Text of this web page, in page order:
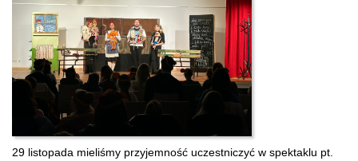
29 listopada mieliśmy przyjemność uczestniczyć w spektaklu pt.